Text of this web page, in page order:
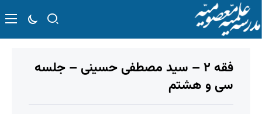
فقه ۲ – سید مصطفی حسینی – جلسه
سی و هشتم